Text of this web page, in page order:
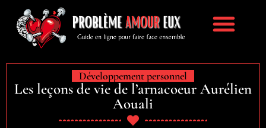
Développement personnel
Les leçons de vie de l’arnacoeur Aurélien
Aouali